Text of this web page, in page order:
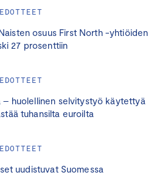
osuus First North -yhtiöiden
27 prosenttiin
– huolellinen selvitystyö käytettyä
tuhansilta euroilta
uudistuvat Suomessa